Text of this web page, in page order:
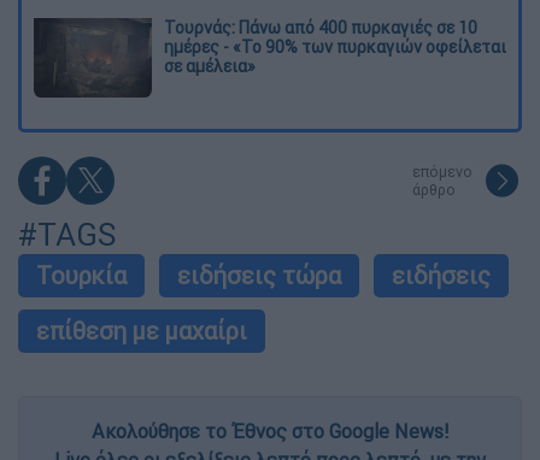
Τουρνάς: Πάνω από 400 πυρκαγιές σε 10
ημέρες - «Το 90% των πυρκαγιών οφείλεται
σε αμέλεια»
επόμενο
άρθρο
#TAGS
Τουρκία ειδήσεις τώρα
ειδήσεις
επίθεση με μαχαίρι
Ακολούθησε το Έθνος στο Google News!